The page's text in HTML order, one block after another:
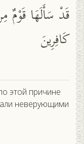
قَدْ سَأَلَهَا قَوْمٌ
كَافِرِينَ
этой причине
неверующими